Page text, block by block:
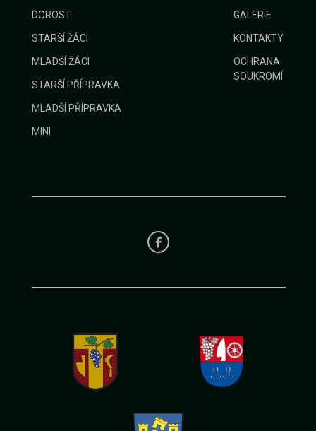
DOROST
STARŠÍ ŽÁCI
MLADŠÍ ŽÁCI
STARŠÍ PŘÍPRAVKA
MLADŠÍ PŘÍPRAVKA
MINI
GALERIE
KONTAKTY
OCHRANA
SOUKROMÍ